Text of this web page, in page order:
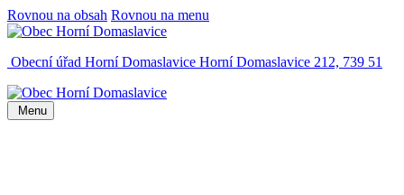
Rovnou na obsah Rovnou na menu
Obecní úřad Horní Domaslavice Horní Domaslavice 212, 739 51
Menu